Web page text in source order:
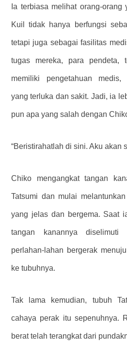
Ia terbiasa melihat orang-orang
Kuil tidak hanya berfungsi
tetapi juga sebagai fasilitas
tugas mereka, para pendeta,
memiliki pengetahuan medis,
yang terluka dan sakit. Jadi, ia
pun apa yang salah dengan
“Beristirahatlah di sini. Aku akan
Chiko mengangkat tangan
Tatsumi dan mulai
yang jelas dan bergema. Saat
tangan kanannya
perlahan-lahan bergerak
ke tubuhnya.
Tak lama kemudian, tubuh
cahaya perak itu sepenuhnya.
berat telah terangkat dari